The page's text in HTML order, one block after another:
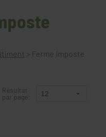
> Ferme imposte
Résultat
par page: